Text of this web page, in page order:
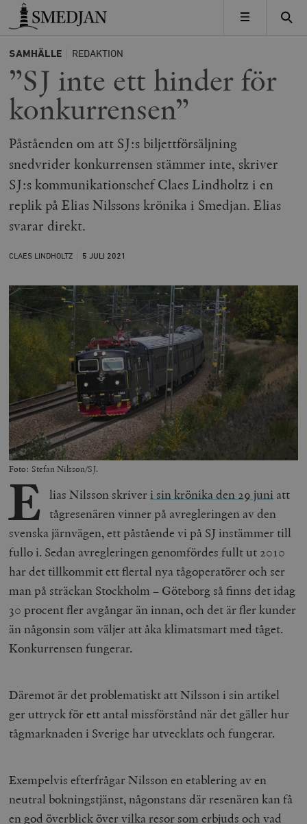
Timbro
MENY
SAMHÄLLE REDAKTION
”SJ inte ett hinder för
konkurrensen”
Påståenden om att SJ:s biljettförsäljning
snedvrider konkurrensen stämmer inte, skriver
SJ:s kommunikationschef Claes Lindholtz i en
replik på Elias Nilssons krönika i Smedjan. Elias
svarar direkt.
CLAES LINDHOLTZ 5 JULI 2021
Foto: Stefan Nilsson/SJ.
E lias Nilsson skriveri sin krönika den 29 juniatt
tågresenären vinner på avregleringen av den
svenska järnvägen, ett påstående vi på SJ instämmer till
fullo i. Sedan avregleringen genomfördes fullt ut 2010
har det tillkommit ett flertal nya tågoperatörer och ser
man på sträckan Stockholm – Göteborg så finns det idag
30 procent fler avgångar än innan, och det är fler kunder
än någonsin som väljer att åka klimatsmart med tåget.
Konkurrensen fungerar.
Däremot är det problematiskt att Nilsson i sin artikel
ger uttryck för ett antal missförstånd när det gäller hur
tågmarknaden i Sverige har utvecklats och fungerar.
Exempelvis efterfrågar Nilsson en etablering av en
neutral bokningstjänst, någonstans där resenären kan få
en god överblick över vilka resor som erbjuds och vad